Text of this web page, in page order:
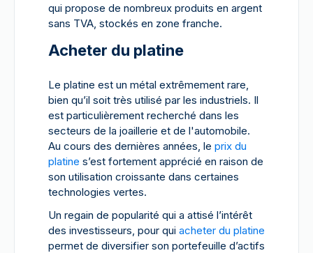
qui propose de nombreux produits en argent
sans TVA, stockés en zone franche.
Acheter du platine
Le platine est un métal extrêmement rare,
bien qu’il soit très utilisé par les industriels. Il
est particulièrement recherché dans les
secteurs de la joaillerie et de l'automobile.
Au cours des dernières années, le prix du
platine s’est fortement apprécié en raison de
son utilisation croissante dans certaines
technologies vertes.
Un regain de popularité qui a attisé l’intérêt
des investisseurs, pour qui acheter du platine
permet de diversifier son portefeuille d’actifs